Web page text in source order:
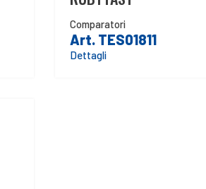
Comparatori
Art. TES01811
Dettagli